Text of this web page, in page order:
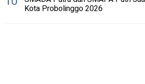
Kota Probolinggo 2026